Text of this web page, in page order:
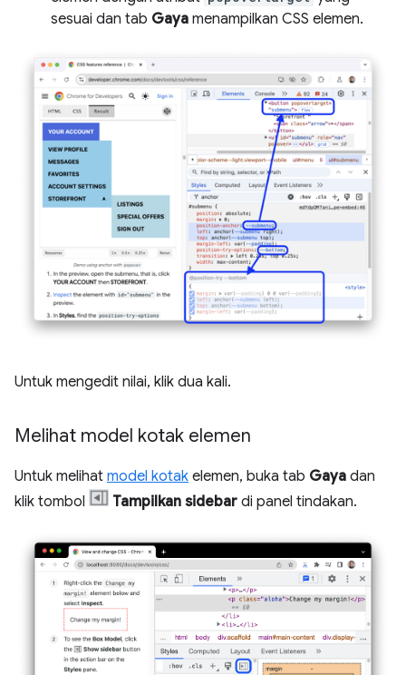
sesuai dan tab Gaya menampilkan CSS elemen.
Untuk mengedit nilai, klik dua kali.
Melihat model kotak elemen
Untuk melihat model kotak elemen, buka tab Gaya dan
klik tombol
Tampilkan sidebar di panel tindakan.